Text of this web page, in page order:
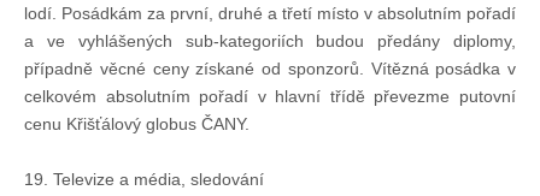
lodí. Posádkám za první, druhé a třetí místo v absolutním pořadí
a ve vyhlášených sub-kategoriích budou předány diplomy,
případně věcné ceny získané od sponzorů. Vítězná posádka v
celkovém absolutním pořadí v hlavní třídě převezme putovní
cenu Křišťálový globus ČANY.
19. Televize a média, sledování